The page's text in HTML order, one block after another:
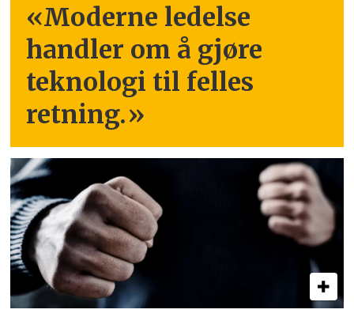
«Moderne ledelse
handler om å gjøre
teknologi til felles
retning.»